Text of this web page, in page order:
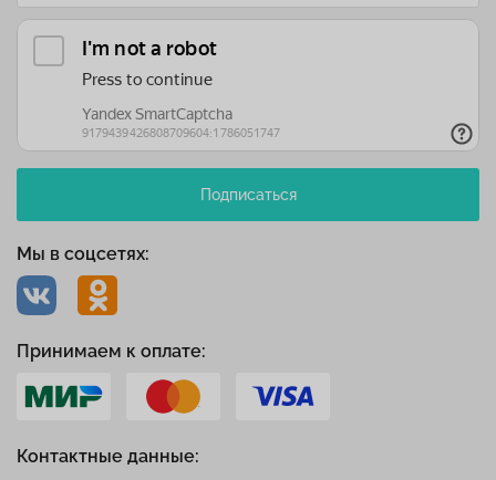
Контактные данные:
Мы в соцсетях:
Подписаться
Принимаем к оплате: